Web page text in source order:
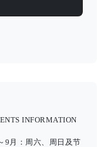
INFORMATION
9月：周六、周日及节